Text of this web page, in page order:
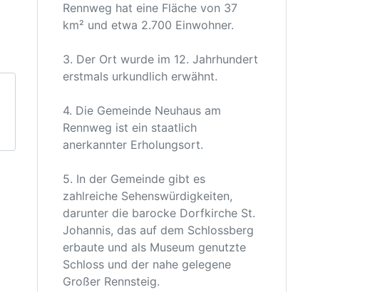
Rennweg hat eine Fläche von 37
km² und etwa 2.700 Einwohner.
3. Der Ort wurde im 12. Jahrhundert
erstmals urkundlich erwähnt.
4. Die Gemeinde Neuhaus am
Rennweg ist ein staatlich
anerkannter Erholungsort.
5. In der Gemeinde gibt es
zahlreiche Sehenswürdigkeiten,
darunter die barocke Dorfkirche St.
Johannis, das auf dem Schlossberg
erbaute und als Museum genutzte
Schloss und der nahe gelegene
Großer Rennsteig.